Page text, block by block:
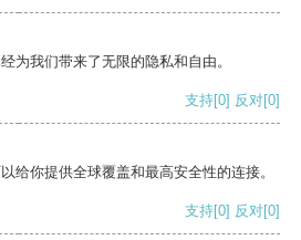
为我们带来了无限的隐私和自由。
支持[0] 反对[0]
给你提供全球覆盖和最高安全性的连接。
支持[0] 反对[0]